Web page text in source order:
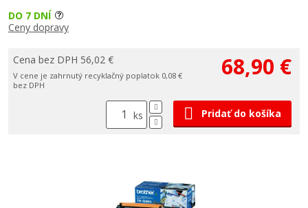
DO 7 DNÍ
Ceny dopravy
Cena bez DPH 56,02 €
V cene je zahrnutý recyklačný poplatok 0,08 €
bez DPH
68,90 €
ks Pridať do košíka